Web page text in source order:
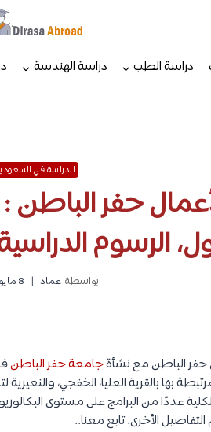
دراسة الطب دراسة الهندسة
الدراسة في
حفر
الرسوم
بواسطة عماد 8 مايو، 2023
حفر الباطن مع نشأةجامعة حفر الباطن
بها بالقرية العليا، الخفجي،
عددًا من البرامج على مستوى
الأخرى. تابع معنا..